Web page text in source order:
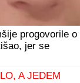
progovorile o
jer se
A JEDEM